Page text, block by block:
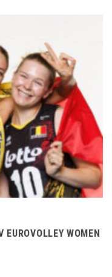
EUROVOLLEY WOMEN